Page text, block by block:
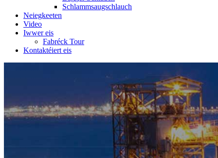
Schlammsaugschlauch
Neiegkeeten
Video
Iwwer eis
Fabréck Tour
Kontaktéiert eis